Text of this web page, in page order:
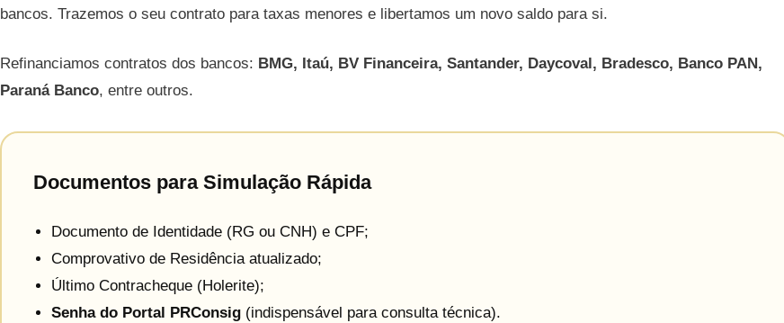
bancos. Trazemos o seu contrato para taxas menores e libertamos um novo saldo para si.
Refinanciamos contratos dos bancos: BMG, Itaú, BV Financeira, Santander, Daycoval, Bradesco, Banco PAN,
Paraná Banco, entre outros.
Documentos para Simulação Rápida
Documento de Identidade (RG ou CNH) e CPF;
Comprovativo de Residência atualizado;
Último Contracheque (Holerite);
Senha do Portal PRConsig (indispensável para consulta técnica).